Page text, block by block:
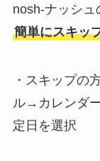
nosh-ナッシュ
簡単にスキッ
・スキップの
ル→カレンダ
定日を選択